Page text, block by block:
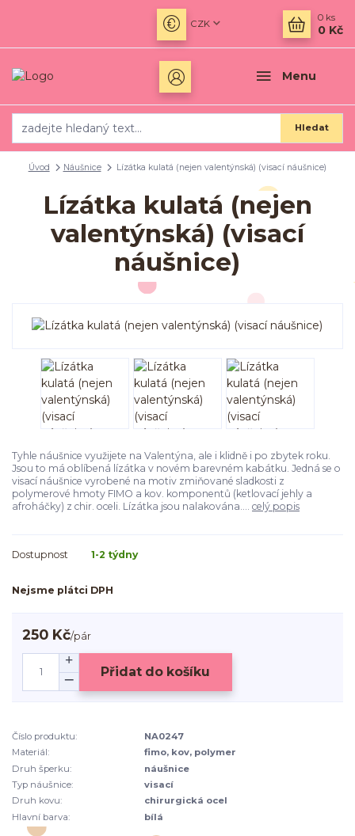
Menu
CZK
Hledat
0 ks
0 Kč
Úvod Náušnice Lízátka kulatá (nejen valentýnská) (visací náušnice)
Lízátka kulatá (nejen
valentýnská) (visací
náušnice)
Tyhle náušnice využijete na Valentýna, ale i klidně i po zbytek roku.
Jsou to má oblíbená lízátka v novém barevném kabátku. Jedná se o
visací náušnice vyrobené na motiv zmiňované sladkosti z
polymerové hmoty FIMO a kov. komponentů (ketlovací jehly a
afroháčky) z chir. oceli. Lízátka jsou nalakována.... celý popis
Dostupnost 1-2 týdny
Nejsme plátci DPH
250 Kč/pár
Přidat do košíku
Číslo produktu:
NA0247
Materiál:
fimo, kov, polymer
Druh šperku:
náušnice
Typ náušnice:
visací
Druh kovu:
chirurgická ocel
Hlavní barva:
bílá